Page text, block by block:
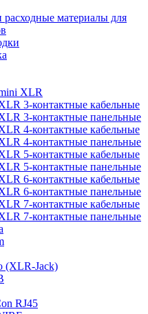
материалы для
XLR
3-контактные кабельные
3-контактные панельные
4-контактные кабельные
4-контактные панельные
5-контактные кабельные
5-контактные панельные
6-контактные кабельные
6-контактные панельные
7-контактные кабельные
7-контактные панельные
(XLR-Jack)
RJ45